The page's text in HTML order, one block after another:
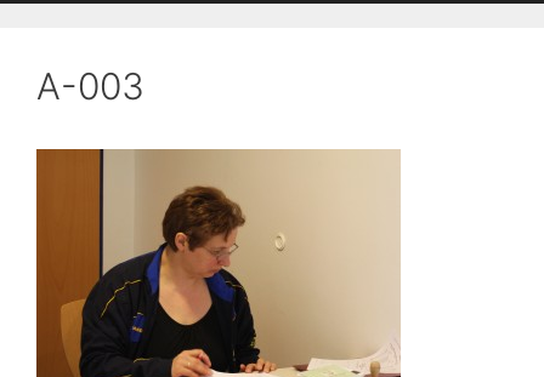
A-003